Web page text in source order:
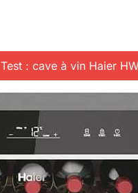
Test : cave à vin Haier